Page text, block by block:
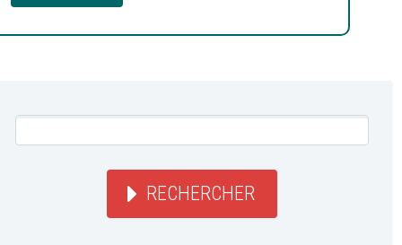
RECHERCHER